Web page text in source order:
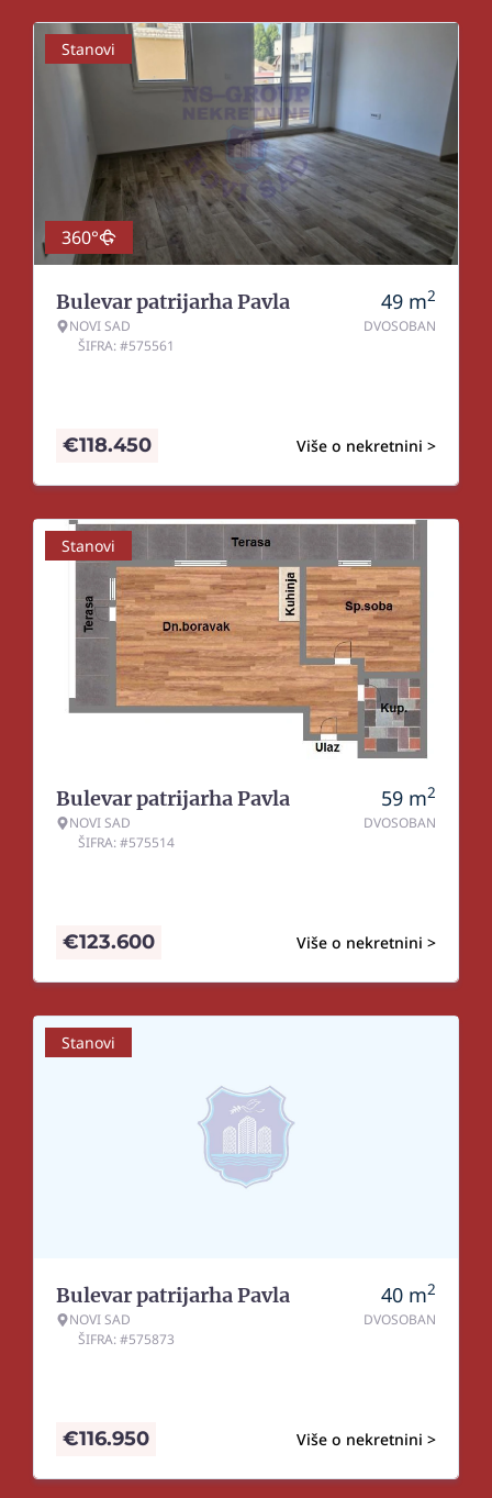
Stanovi
360°
Bulevar patrijarha Pavla
NOVI SAD
ŠIFRA: #575561
49 m2
DVOSOBAN
Više o nekretnini >
€118.450
Stanovi
Bulevar patrijarha Pavla
NOVI SAD
ŠIFRA: #575514
59 m2
DVOSOBAN
Više o nekretnini >
€123.600
Stanovi
Bulevar patrijarha Pavla
NOVI SAD
ŠIFRA: #575873
40 m2
DVOSOBAN
Više o nekretnini >
€116.950